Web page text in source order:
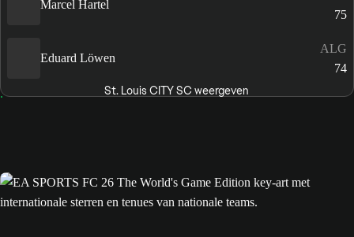
Marcel Hartel
75
Eduard Löwen
ALG
74
St. Louis CITY SC weergeven